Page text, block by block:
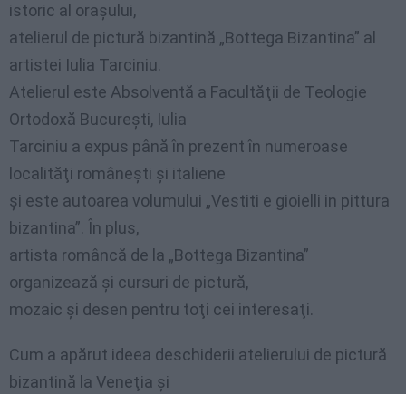
istoric al oraşului,
atelierul de pictură bizantină „Bottega Bizantina” al
artistei Iulia Tarciniu.
Atelierul este Absolventă a Facultăţii de Teologie
Ortodoxă Bucureşti, Iulia
Tarciniu a expus până în prezent în numeroase
localităţi româneşti şi italiene
şi este autoarea volumului „Vestiti e gioielli in pittura
bizantina”. În plus,
artista româncă de la „Bottega Bizantina”
organizează şi cursuri de pictură,
mozaic şi desen pentru toţi cei interesaţi.
Cum a apărut ideea deschiderii atelierului de pictură
bizantină la Veneţia şi